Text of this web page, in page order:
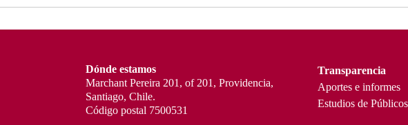
Dónde estamos
Marchant Pereira 201, of 201, Providencia,
Santiago, Chile.
Código postal 7500531
Transparencia
Aportes e informes
Estudios de Públicos